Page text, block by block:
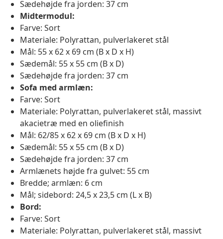
Sædehøjde fra jorden: 37 cm
Midtermodul:
Farve: Sort
Materiale: Polyrattan, pulverlakeret stål
Mål: 55 x 62 x 69 cm (B x D x H)
Sædemål: 55 x 55 cm (B x D)
Sædehøjde fra jorden: 37 cm
Sofa med armlæn:
Farve: Sort
Materiale: Polyrattan, pulverlakeret stål, massivt
akacietræ med en oliefinish
Mål: 62/85 x 62 x 69 cm (B x D x H)
Sædemål: 55 x 55 cm (B x D)
Sædehøjde fra jorden: 37 cm
Armlænets højde fra gulvet: 55 cm
Bredde; armlæn: 6 cm
Mål; sidebord: 24,5 x 23,5 cm (L x B)
Bord:
Farve: Sort
Materiale: Polyrattan, pulverlakeret stål, massivt